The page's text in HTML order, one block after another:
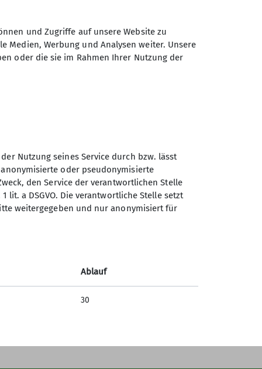
zum Klettern, im Sommer im
sollten die Eltern ihre Kinder
Kurs zu absolvieren). Seit
an. Je nach Interesse und
habt mitzumachen, meldet
Johanna die Maxis. Bei den
den Maxis erlernen die Kinder
getrennt. Bei den meisten
sollte eine Mitgliedschaft im
Duisburg ist.
Sektion Duisburg des
Deutschen Alpenvereins e.V.
Lösorter Straße 115
und Zugriffe auf unsere Website zu
Medien, Werbung und Analysen weiter. Unsere
oder die sie im Rahmen Ihrer Nutzung der
Nutzung seines Service durch bzw. lässt
oder pseudonymisierte
den Service der verantwortlichen Stelle
a DSGVO. Die verantwortliche Stelle setzt
weitergegeben und nur anonymisiert für
Ablauf
30